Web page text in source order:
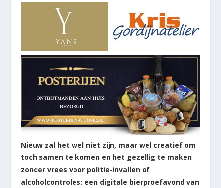
Nieuw zal het wel niet zijn, maar wel creatief om
toch samen te komen en het gezellig te maken
zonder vrees voor politie-invallen of
alcoholcontroles: een digitale bierproefavond van